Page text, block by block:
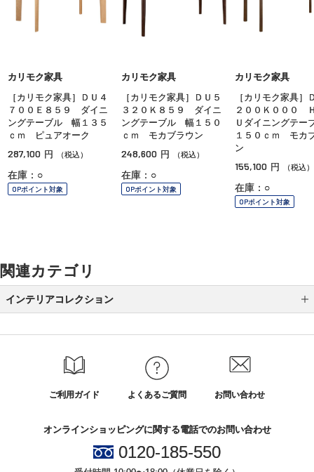
カリモク家具
［カリモク家具］ＤＵ４
７００Ｅ８５９ ダイニ
ングテーブル 幅１３５
ｃｍ ピュアオーク
287,100 円 （税込）
在庫：○
OPポイント対象
カリモク家具
［カリモク家具］ＤＵ５
３２０Ｋ８５９ ダイニ
ングテーブル 幅１５０
ｃｍ モカブラウン
248,600 円 （税込）
在庫：○
OPポイント対象
カリモク家具
［カリモク家具］
２００Ｋ０００
Ｕダイニングテー
１５０ｃｍ モカ
ン
155,100 円 （税込）
在庫：○
OPポイント対象
関連カテゴリ
インテリアコレクション
ダイニング
ご利用ガイド よくあるご質問 お問い合わせ
オンラインショッピングに関する電話でのお問い合わせ
0120-185-550